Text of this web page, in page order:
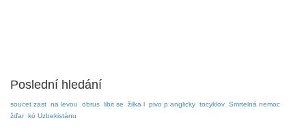
Poslední hledání
soucet zast na levou obrus libit se žilka l pivo p anglicky tocyklov Smrtelná nemoc
žďar kó Uzbekistánu